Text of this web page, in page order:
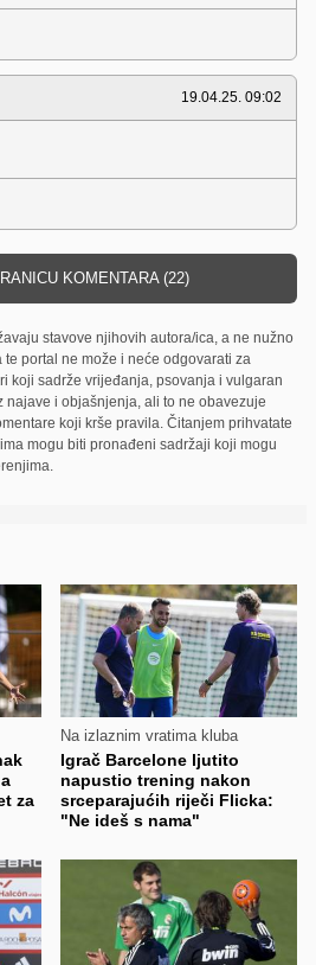
19.04.25. 09:02
KOMENTARA (22)
stavove njihovih autora/ica, a ne nužno
portal ne može i neće odgovarati za
koji sadrže vrijeđanja, psovanja i vulgaran
i objašnjenja, ali to ne obavezuje
koji krše pravila. Čitanjem prihvatate
mogu biti pronađeni sadržaji koji mogu
za
Na izlaznim vratima kluba
Igrač Barcelone ljutito
napustio trening nakon
srceparajućih riječi Flicka:
"Ne ideš s nama"